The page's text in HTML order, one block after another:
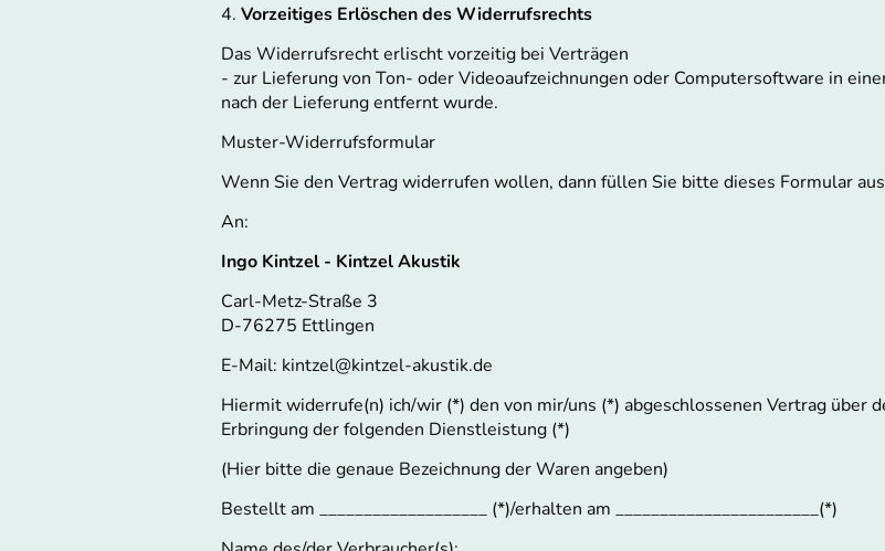
4. Vorzeitiges Erlöschen des Widerrufsrechts
Das Widerrufsrecht erlischt vorzeitig bei Verträgen
- zur Lieferung von Ton- oder Videoaufzeichnungen oder Computersoftware in
nach der Lieferung entfernt wurde.
Muster-Widerrufsformular
Wenn Sie den Vertrag widerrufen wollen, dann füllen Sie bitte dieses Formular
An:
Ingo Kintzel - Kintzel Akustik
Carl-Metz-Straße 3
D-76275 Ettlingen
E-Mail: kintzel@kintzel-akustik.de
Hiermit widerrufe(n) ich/wir (*) den von mir/uns (*) abgeschlossenen Vertrag über
Erbringung der folgenden Dienstleistung (*)
(Hier bitte die genaue Bezeichnung der Waren angeben)
Bestellt am ___________________ (*)/erhalten am _______________________(*)